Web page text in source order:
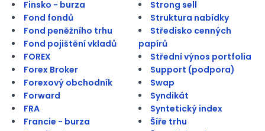
Finsko - burza
Fond fondů
Fond peněžního trhu
Fond pojištění vkladů
FOREX
Forex Broker
Forexový obchodník
Forward
FRA
Francie - burza
Strong sell
Struktura nabídky
Středisko cenných
papírů
Střední výnos portfolia
Support (podpora)
Swap
Syndikát
Syntetický index
Šíře trhu